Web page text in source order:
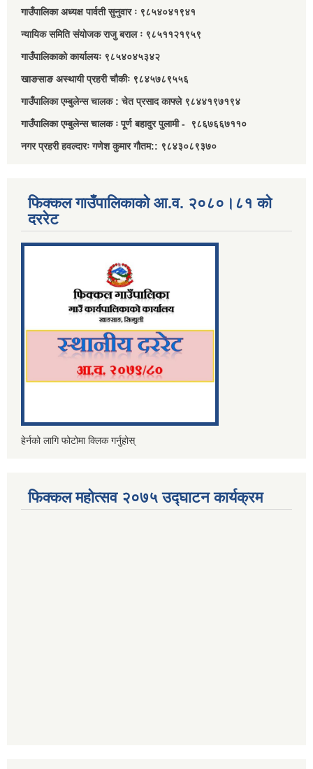
गाउँपालिका अध्यक्ष पार्वती सुनुवार ः ९८५४०४१९४१
न्यायिक समिति संयोजक राजु बराल ः ९८५११२१९५९
गाउँपालिकाको कार्यालयः ९८५४०४५३४२
खाङसाङ अस्थायी प्रहरी चौकीः ९८४५७८९५५६
गाउँपालिका एम्बुलेन्स चालक : चेत प्रसाद काफ्ले ९८४४१९७१९४
गाउँपालिका एम्बुलेन्स चालक ः पूर्ण बहादुर पुलामी - ९८६७६६७११०
नगर प्रहरी हवल्दारः गणेश कुमार गौतम:: ९८४३०८९३७०
फिक्कल गाउँपालिकाको आ.व. २०८०।८१ को
दररेट
हेर्नको लागि फोटोमा क्लिक गर्नुहोस्
फिक्कल महोत्सव २०७५ उद्घाटन कार्यक्रम